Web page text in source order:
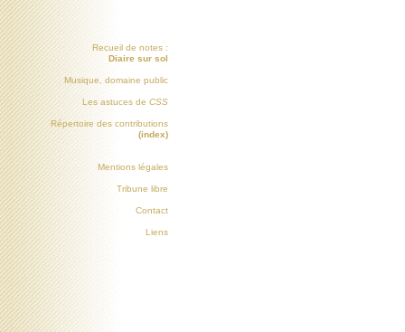
Recueil de notes :
Diaire sur sol
Musique, domaine public
Les astuces de CSS
Répertoire des contributions
(index)
Mentions légales
Tribune libre
Contact
Liens